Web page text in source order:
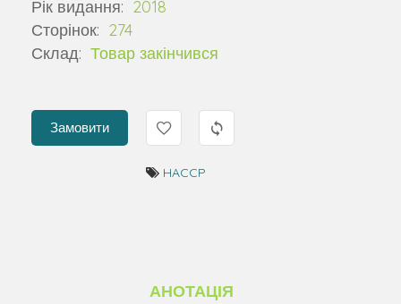
Рік видання: 2018
Сторінок: 274
Склад: Товар закінчився
Замовити
HACCP
АНОТАЦІЯ